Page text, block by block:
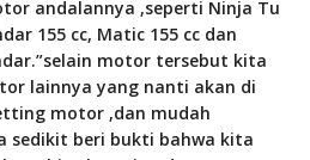
andalannya ,seperti Ninja Tu
155 cc, Matic 155 cc dan
motor tersebut kita
lainnya yang nanti akan di
motor ,dan mudah
sedikit beri bukti bahwa kita